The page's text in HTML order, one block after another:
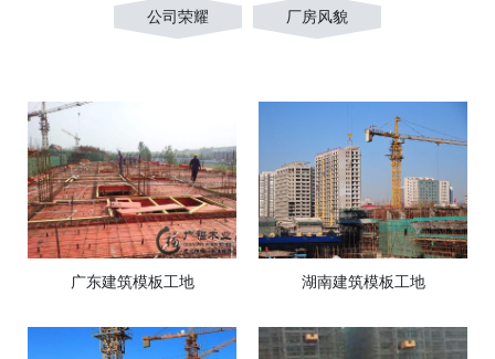
公司荣耀 厂房风貌
广东建筑模板工地 湖南建筑模板工地